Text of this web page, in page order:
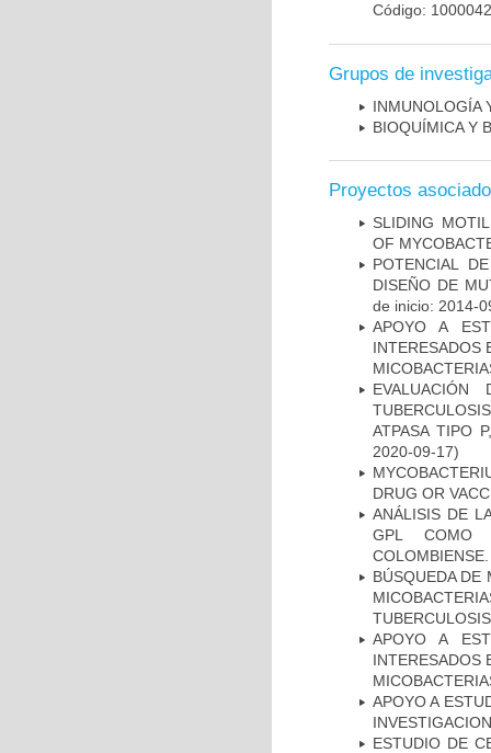
Código:
Grupos de
INMUNOLOGÍA
BIOQUÍMICA Y
Proyectos
SLIDING
OF
POTENCIAL
DISEÑO DE
de inicio: 2014-
APOYO A
INTERESADOS
ATPASA TIPO
2020-09-17)
DRUG OR
ANÁLISIS DE
GPL COMO
COLOMBIENSE.
BÚSQUEDA DE
APOYO A
INTERESADOS
APOYO A
ESTUDIO DE